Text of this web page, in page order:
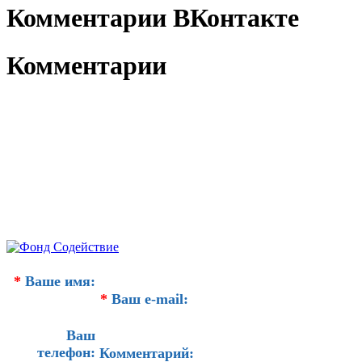
Комментарии ВКонтакте
Комментарии
* Ваше имя:
* Ваш e-mail:
Ваш
телефон: Комментарий: